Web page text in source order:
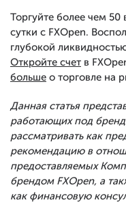
Торгуйте более чем
сутки с FXOpen.
глубокой
Откройте счет в
больше о торговле на
Данная статья
работающих под
рассматривать как
рекомендацию в
предоставляемых
брендом FXOpen, а
как финансовую